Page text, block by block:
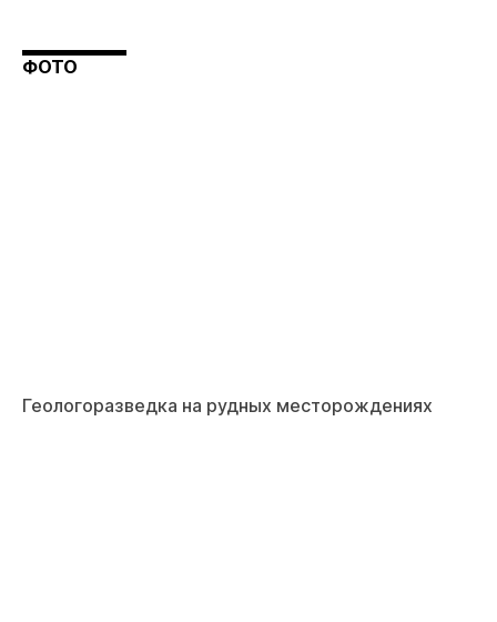
ФОТО
Геологоразведка на рудных месторождениях